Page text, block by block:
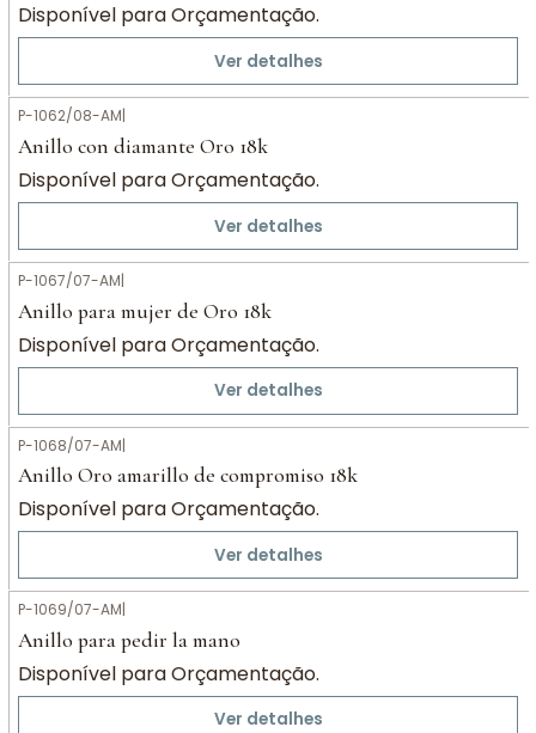
Disponível para Orçamentação.
Ver detalhes
P-1062/08-AM|
Anillo con diamante Oro 18k
Disponível para Orçamentação.
Ver detalhes
P-1067/07-AM|
Anillo para mujer de Oro 18k
Disponível para Orçamentação.
Ver detalhes
P-1068/07-AM|
Anillo Oro amarillo de compromiso 18k
Disponível para Orçamentação.
Ver detalhes
P-1069/07-AM|
Anillo para pedir la mano
Disponível para Orçamentação.
Ver detalhes